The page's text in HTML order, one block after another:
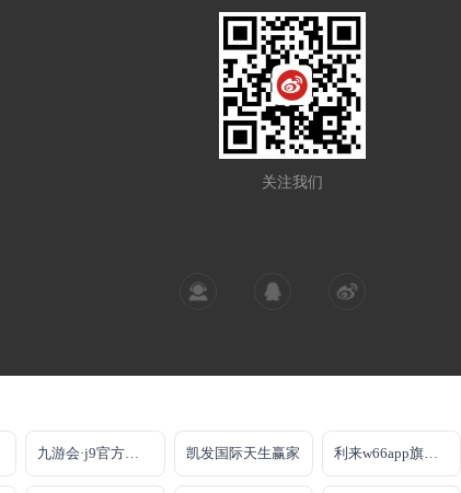
关注我们
凯发国际天生赢家 利来w66app旗舰厅